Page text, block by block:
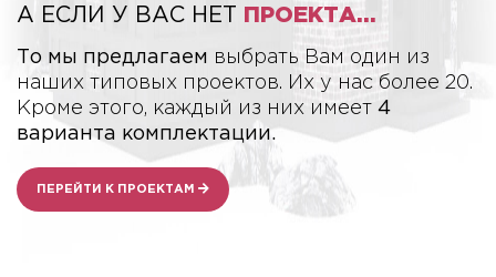
А ЕСЛИ У ВАС НЕТ ПРОЕКТА...
То мы предлагаем выбрать Вам один из
наших типовых проектов. Их у нас более 20.
Кроме этого, каждый из них имеет 4
варианта комплектации.
ПЕРЕЙТИ К ПРОЕКТАМ